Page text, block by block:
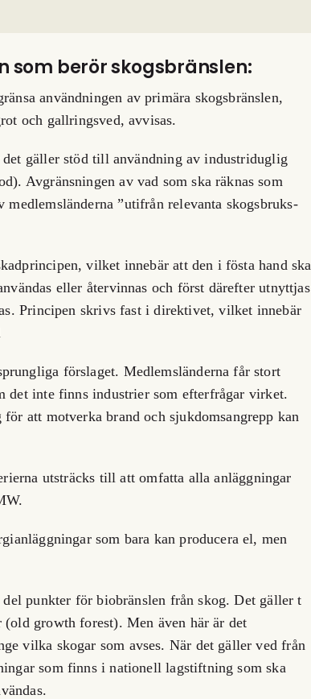
som berör skogsbränslen:
användningen av primära skogsbränslen,
och gallringsved, avvisas.
gäller stöd till användning av industriduglig
Avgränsningen av vad som ska räknas som
”utifrån relevanta skogsbruks-
vilket innebär att den i fösta hand ska
eller återvinnas och först därefter utnyttjas
Principen skrivs fast i direktivet, vilket innebär
förslaget. Medlemsländerna får stort
det inte finns industrier som efterfrågar virket.
att motverka brand och sjukdomsangrepp kan
utsträcks till att omfatta alla anläggningar
som bara kan producera el, men
punkter för biobränslen från skog. Det gäller t
growth forest). Men även här är det
vilka skogar som avses. När det gäller ved från
som finns i nationell lagstiftning som ska